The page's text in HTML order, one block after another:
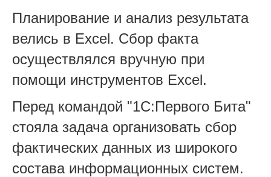
Планирование и анализ результата
велись в Excel. Сбор факта
осуществлялся вручную при
помощи инструментов Excel.
Перед командой "1С:Первого Бита"
стояла задача организовать сбор
фактических данных из широкого
состава информационных систем.